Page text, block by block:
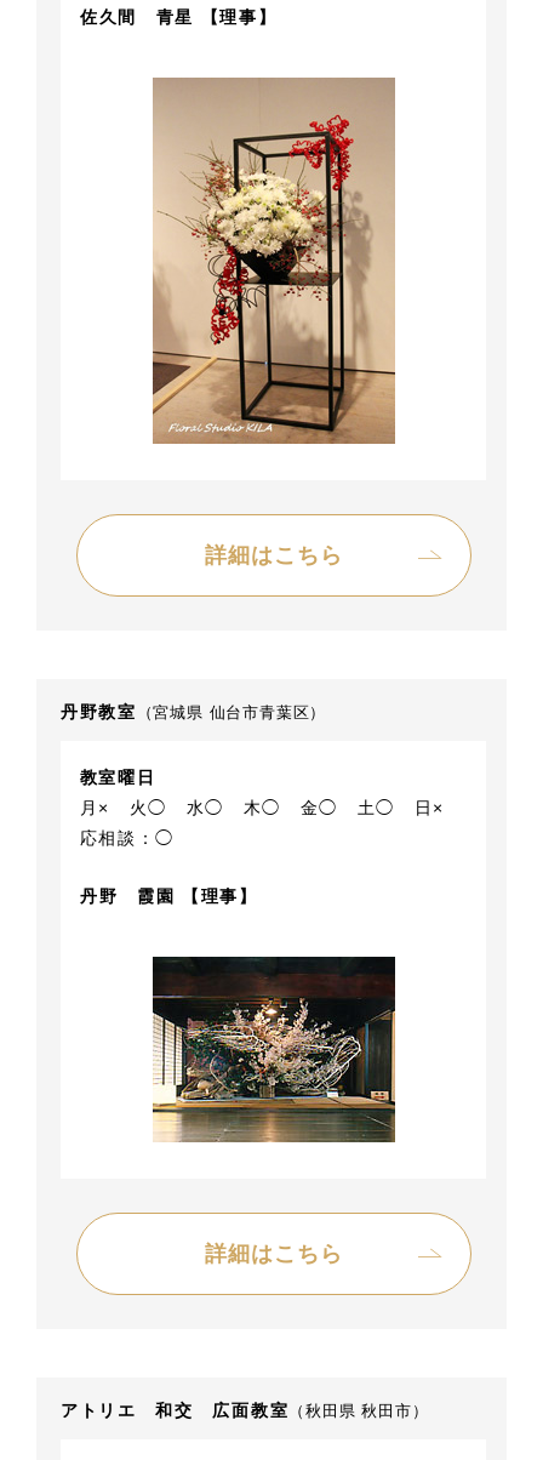
佐久間 青星 【理事】
詳細はこちら
丹野教室 （宮城県 仙台市青葉区）
教室曜日
月×
火◯ 水◯ 木◯ 金◯ 土◯
日×
応相談：◯
丹野 霞園 【理事】
詳細はこちら
アトリエ 和交 広面教室 （秋田県 秋田市）